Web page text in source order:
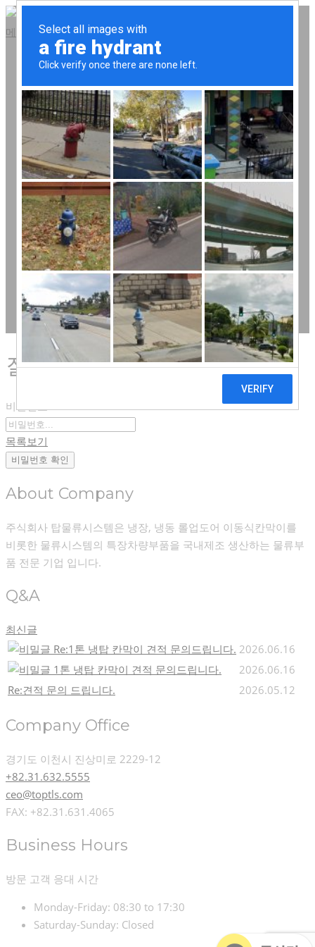
콘
텐
메뉴
회사소개
오시는 길
내장롤업도어
냉동롤업도어
이동식칸막이
스케이트
받침봉
이트랙바
스트립커튼
스케이트 레일
온라인스토어
고객지원
공지사항
질문과답변
자료실
질문과답변
비밀번호
목록보기
비밀번호 확인
About Company
주식회사 탑물류시스템은 냉장, 냉동 롤업도어 이동식칸막이를
비롯한 물류시스템의 특장차량부품을 국내제조 생산하는 물류부
품 전문 기업 입니다.
Q&A
최신글
Re:1톤 냉탑 칸막이 견적 문의드립니다. 2026.06.16
1톤 냉탑 칸막이 견적 문의드립니다.
2026.06.16
Re:견적 문의 드립니다.
2026.05.12
Company Office
경기도 이천시 진상미로 2229-12
+82.31.632.5555
ceo@toptls.com
FAX: +82.31.631.4065
Business Hours
방문 고객 응대 시간
Monday-Friday: 08:30 to 17:30
Saturday-Sunday: Closed